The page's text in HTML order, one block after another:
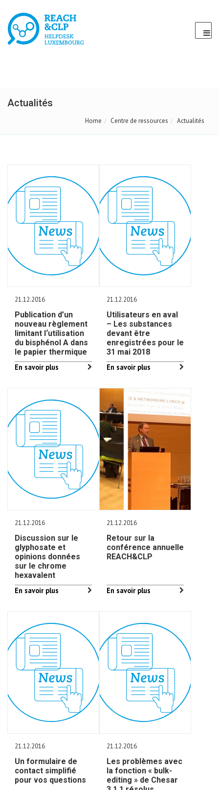
Actualités
Home Centre de ressources Actualités
21.12.2016
Publication d’un
nouveau règlement
limitant l‘utilisation
du bisphénol A dans
le papier thermique
En savoir plus
21.12.2016
Utilisateurs en aval
– Les substances
devant être
enregistrées pour le
31 mai 2018
En savoir plus
21.12.2016
Discussion sur le
glyphosate et
opinions données
sur le chrome
hexavalent
En savoir plus
21.12.2016
Retour sur la
conférence annuelle
REACH&CLP
En savoir plus
21.12.2016
Un formulaire de
contact simplifié
pour vos questions
21.12.2016
Les problèmes avec
la fonction « bulk-
editing » de Chesar